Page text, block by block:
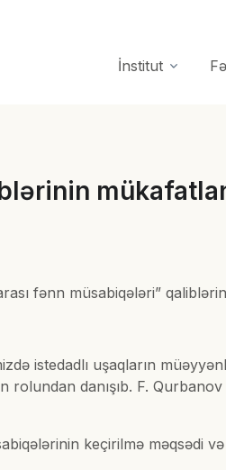
İnstitut
fənn müsabiqələri”
istedadlı uşaqların
danışıb. F.
keçirilmə məqsədi